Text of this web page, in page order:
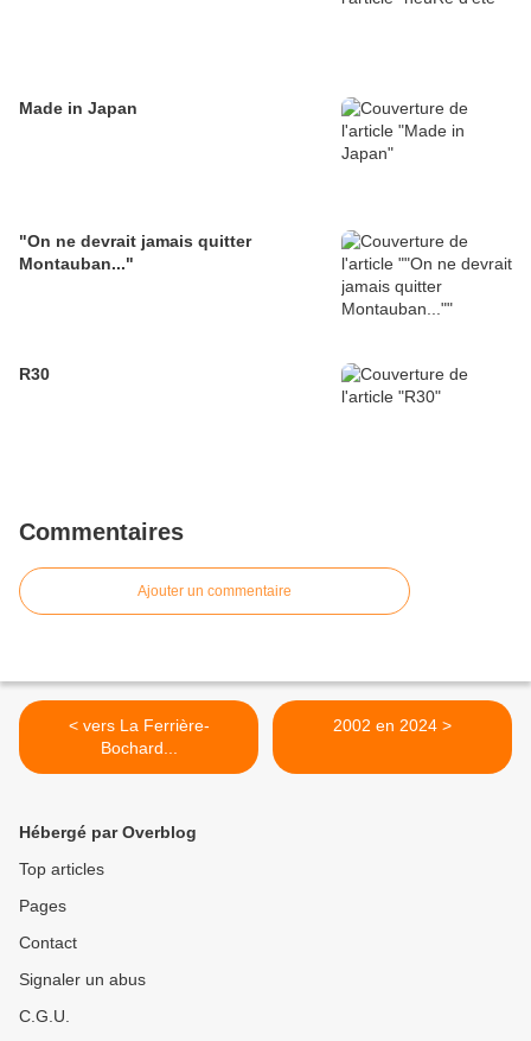
Made in Japan
"On ne devrait jamais quitter
Montauban..."
R30
Commentaires
Ajouter un commentaire
< vers La Ferrière-
Bochard...
2002 en 2024 >
Hébergé par Overblog
Top articles
Pages
Contact
Signaler un abus
C.G.U.